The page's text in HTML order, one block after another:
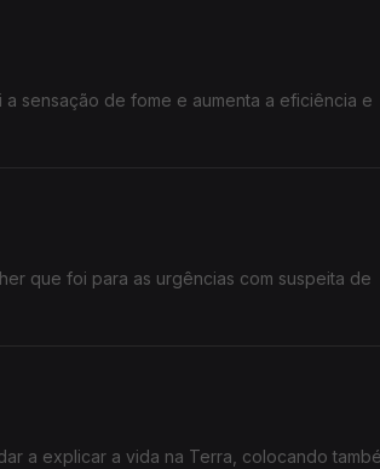
sensação de fome e aumenta a eficiência e
que foi para as urgências com suspeita de
a explicar a vida na Terra, colocando